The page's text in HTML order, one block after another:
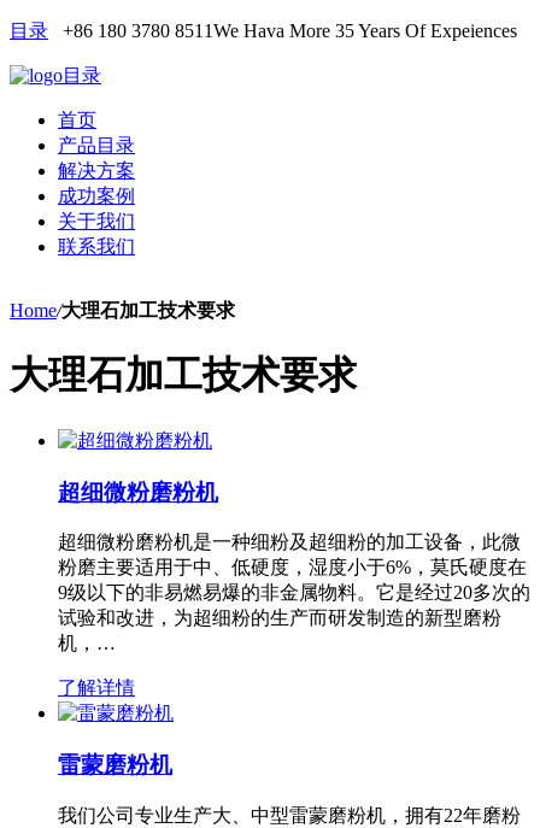
目录 +86 180 3780 8511We Hava More 35 Years Of Expeiences
目录
首页
产品目录
解决方案
成功案例
关于我们
联系我们
Home/大理石加工技术要求
大理石加工技术要求
超细微粉磨粉机
超细微粉磨粉机是一种细粉及超细粉的加工设备，此微
粉磨主要适用于中、低硬度，湿度小于6%，莫氏硬度在
9级以下的非易燃易爆的非金属物料。它是经过20多次的
试验和改进，为超细粉的生产而研发制造的新型磨粉
机，…
了解详情
雷蒙磨粉机
我们公司专业生产大、中型雷蒙磨粉机，拥有22年磨粉